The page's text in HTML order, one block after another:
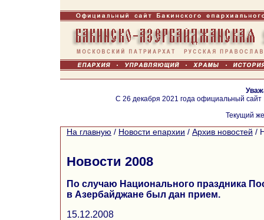
С 26 декабря 2021 года официальный
Текущий
На главную / Новости епархии / Архив новостей /
Новости 2008
По случаю Национального праздника
в Азербайджане был дан прием.
15.12.2008